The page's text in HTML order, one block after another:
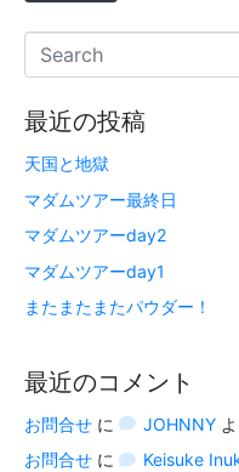
最近の投稿
天国と地獄
マダムツアー最終日
マダムツアーday2
マダムツアーday1
またまたまたパウダー！
最近のコメント
お問合せ に JOHNNYよ
お問合せ に Keisuke